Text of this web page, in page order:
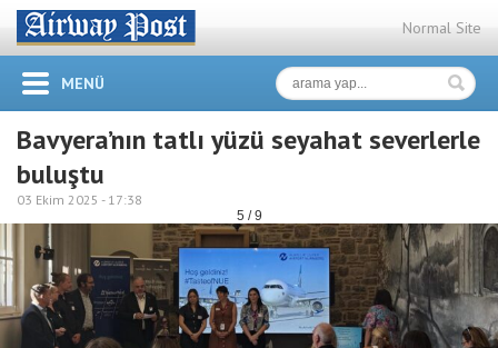
Normal Site
MENÜ
Bavyera’nın tatlı yüzü seyahat severlerle
buluştu
03 Ekim 2025 - 17:38
5 / 9